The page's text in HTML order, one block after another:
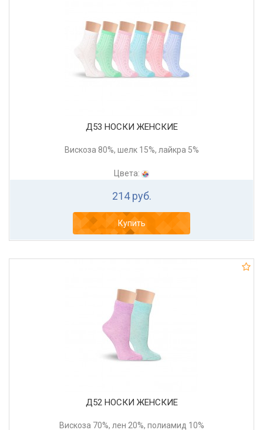
Д53 НОСКИ ЖЕНСКИЕ
Вискоза 80%, шелк 15%, лайкра 5%
Цвета:
214 руб.
Купить
Д52 НОСКИ ЖЕНСКИЕ
Вискоза 70%, лен 20%, полиамид 10%